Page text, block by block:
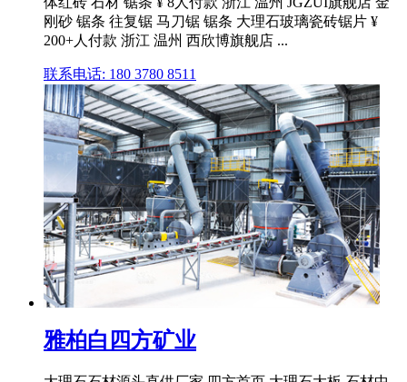
刚砂 锯条 往复锯 马刀锯 锯条 大理石玻璃瓷砖锯片 ¥
200+人付款 浙江 温州 西欣博旗舰店 ...
联系电话: 180 3780 8511
雅柏白四方矿业